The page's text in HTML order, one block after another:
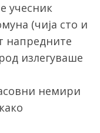
учесник
(чија сто и
напредните
излегуваше
немири